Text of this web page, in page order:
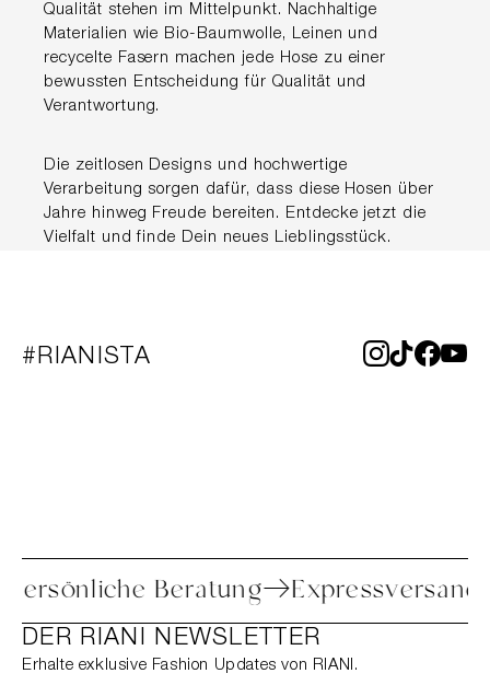
Qualität stehen im Mittelpunkt. Nachhaltige
Materialien wie Bio-Baumwolle, Leinen und
recycelte Fasern machen jede Hose zu einer
bewussten Entscheidung für Qualität und
Verantwortung.
Die zeitlosen Designs und hochwertige
Verarbeitung sorgen dafür, dass diese Hosen über
Jahre hinweg Freude bereiten. Entdecke jetzt die
Vielfalt und finde Dein neues Lieblingsstück.
#RIANISTA
Persönliche Beratung
DER RIANI NEWSLETTER
Erhalte exklusive Fashion Updates von RIANI.